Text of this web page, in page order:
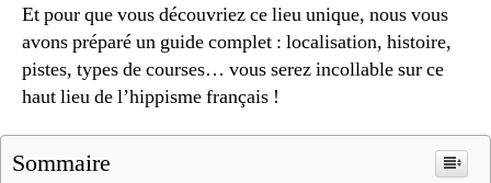
Et pour que vous découvriez ce lieu unique, nous vous
avons préparé un guide complet : localisation, histoire,
pistes, types de courses… vous serez incollable sur ce
haut lieu de l’hippisme français !
Sommaire